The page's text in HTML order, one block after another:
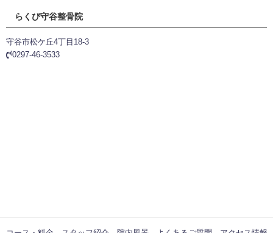
らくび守谷整骨院
守谷市松ケ丘4丁目18-3
0297-46-3533